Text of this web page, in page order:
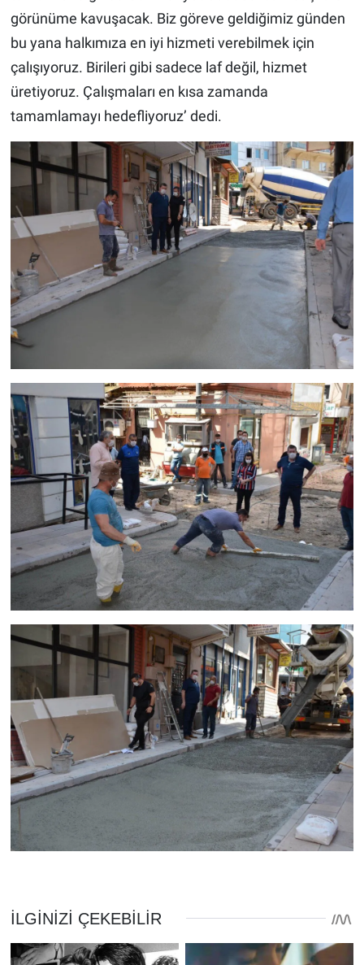
görünüme kavuşacak. Biz göreve geldiğimiz günden
bu yana halkımıza en iyi hizmeti verebilmek için
çalışıyoruz. Birileri gibi sadece laf değil, hizmet
üretiyoruz. Çalışmaları en kısa zamanda
tamamlamayı hedefliyoruz’ dedi.